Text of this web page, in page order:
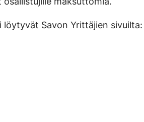
Savon Yrittäjien sivuilta: